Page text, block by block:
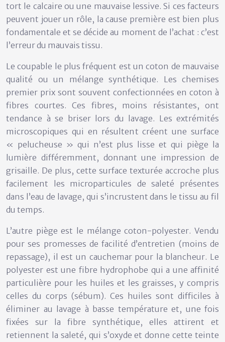
tort le calcaire ou une mauvaise lessive. Si ces facteurs
peuvent jouer un rôle, la cause première est bien plus
fondamentale et se décide au moment de l’achat : c’est
l’erreur du mauvais tissu .
Le coupable le plus fréquent est un coton de mauvaise
qualité ou un mélange synthétique. Les chemises
premier prix sont souvent confectionnées en coton à
fibres courtes. Ces fibres, moins résistantes, ont
tendance à se briser lors du lavage. Les extrémités
microscopiques qui en résultent créent une surface
« pelucheuse » qui n’est plus lisse et qui piège la
lumière différemment, donnant une impression de
grisaille. De plus, cette surface texturée accroche plus
facilement les microparticules de saleté présentes
dans l’eau de lavage, qui s’incrustent dans le tissu au fil
du temps.
L’autre piège est le mélange coton-polyester. Vendu
pour ses promesses de facilité d’entretien (moins de
repassage), il est un cauchemar pour la blancheur. Le
polyester est une fibre hydrophobe qui a une affinité
particulière pour les huiles et les graisses, y compris
celles du corps (sébum). Ces huiles sont difficiles à
éliminer au lavage à basse température et, une fois
fixées sur la fibre synthétique, elles attirent et
retiennent la saleté, qui s’oxyde et donne cette teinte